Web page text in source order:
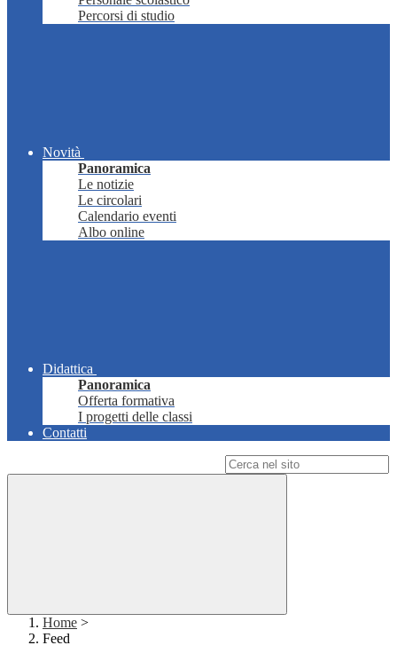
Percorsi di studio
Novità
Panoramica
Le notizie
Le circolari
Calendario eventi
Albo online
Didattica
Panoramica
Offerta formativa
I progetti delle classi
Contatti
Home >
Feed